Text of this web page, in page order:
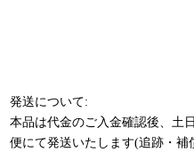
発送について:
本品は代金のご入金確認後、土
便にて発送いたします(追跡・補